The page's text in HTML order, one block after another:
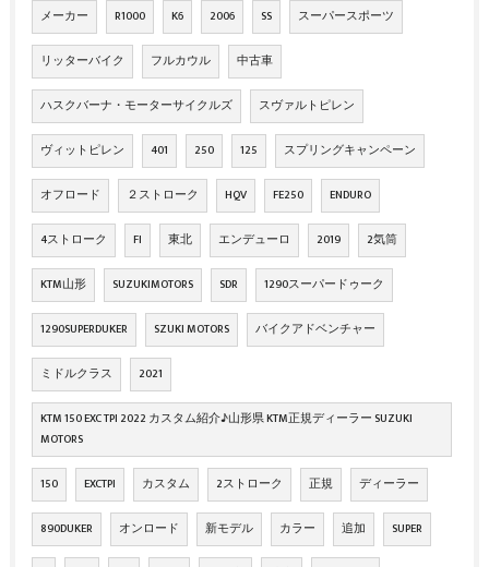
メーカー R1000 K6 2006 SS スーパースポーツ
リッターバイク フルカウル 中古車
ハスクバーナ・モーターサイクルズ スヴァルトピレン
ヴィットピレン 401 250 125 スプリングキャンペーン
オフロード ２ストローク HQV FE250 ENDURO
4ストローク FI 東北 エンデューロ 2019 2気筒
KTM山形 SUZUKIMOTORS SDR 1290スーパードゥーク
1290SUPERDUKER SZUKI MOTORS バイクアドベンチャー
ミドルクラス 2021
KTM 150 EXC TPI 2022 カスタム紹介♪山形県 KTM正規ディーラー SUZUKI
MOTORS
150 EXCTPI カスタム 2ストローク 正規 ディーラー
890DUKER オンロード 新モデル カラー 追加 SUPER